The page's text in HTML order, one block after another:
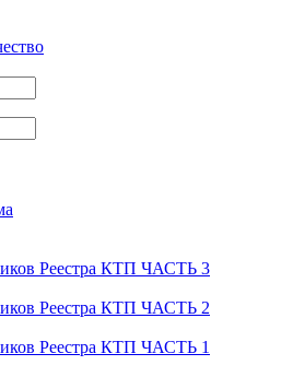
Реестра КТП ЧАСТЬ 3
Реестра КТП ЧАСТЬ 2
Реестра КТП ЧАСТЬ 1